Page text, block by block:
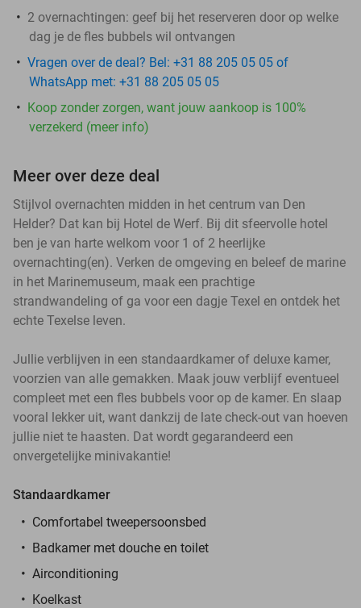
2 overnachtingen: geef bij het reserveren door op welke
dag je de fles bubbels wil ontvangen
Vragen over de deal? Bel: +31 88 205 05 05 of
WhatsApp met: +31 88 205 05 05
Koop zonder zorgen, want jouw aankoop is 100%
verzekerd (meer info)
Meer over deze deal
Stijlvol overnachten midden in het centrum van Den
Helder? Dat kan bij Hotel de Werf. Bij dit sfeervolle hotel
ben je van harte welkom voor 1 of 2 heerlijke
overnachting(en). Verken de omgeving en beleef de marine
in het Marinemuseum, maak een prachtige
strandwandeling of ga voor een dagje Texel en ontdek het
echte Texelse leven.
Jullie verblijven in een standaardkamer of deluxe kamer,
voorzien van alle gemakken. Maak jouw verblijf eventueel
compleet met een fles bubbels voor op de kamer. En slaap
vooral lekker uit, want dankzij de late check-out van hoeven
jullie niet te haasten. Dat wordt gegarandeerd een
onvergetelijke minivakantie!
Standaardkamer
Comfortabel tweepersoonsbed
Badkamer met douche en toilet
Airconditioning
Koelkast